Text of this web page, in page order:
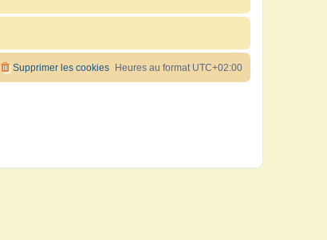
Heures au format UTC+02:00
Supprimer les cookies